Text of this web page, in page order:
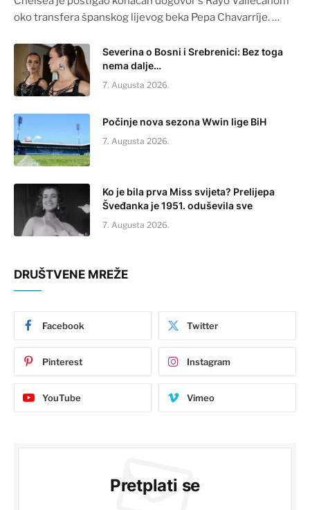
oko transfera španskog lijevog beka Pepa Chavarríje. …
Severina o Bosni i Srebrenici: Bez toga
nema dalje…
7. Augusta 2026.
Počinje nova sezona Wwin lige BiH
7. Augusta 2026.
Ko je bila prva Miss svijeta? Prelijepa
Šveđanka je 1951. oduševila sve
7. Augusta 2026.
DRUŠTVENE MREŽE
Facebook Twitter
Pinterest Instagram
YouTube Vimeo
Pretplati se